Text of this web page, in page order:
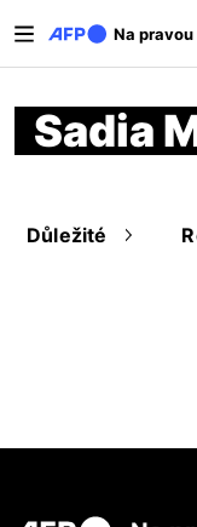
Na
Sadia
Důležité